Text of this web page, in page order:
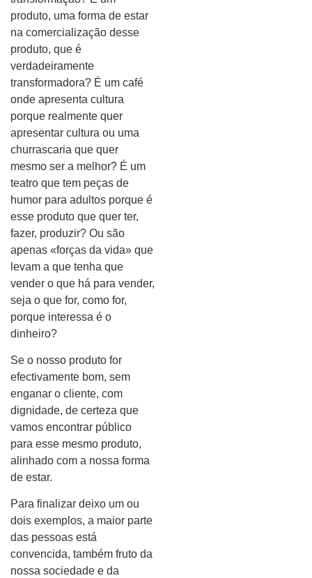
produto, uma forma de estar
na comercialização desse
produto, que é
verdadeiramente
transformadora? É um café
onde apresenta cultura
porque realmente quer
apresentar cultura ou uma
churrascaria que quer
mesmo ser a melhor? É um
teatro que tem peças de
humor para adultos porque é
esse produto que quer ter,
fazer, produzir? Ou são
apenas «forças da vida» que
levam a que tenha que
vender o que há para vender,
seja o que for, como for,
porque interessa é o
dinheiro?
Se o nosso produto for
efectivamente bom, sem
enganar o cliente, com
dignidade, de certeza que
vamos encontrar público
para esse mesmo produto,
alinhado com a nossa forma
de estar.
Para finalizar deixo um ou
dois exemplos, a maior parte
das pessoas está
convencida, também fruto da
nossa sociedade e da